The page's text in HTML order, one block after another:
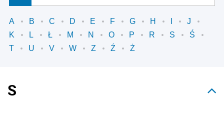
A B C D E F G H
J
K
L Ł M N O P R S
Ś
T
U V W Z Ź Ż
S